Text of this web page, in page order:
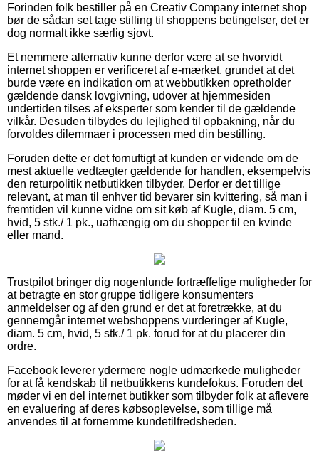
Forinden folk bestiller på en Creativ Company internet shop
bør de sådan set tage stilling til shoppens betingelser, det er
dog normalt ikke særlig sjovt.
Et nemmere alternativ kunne derfor være at se hvorvidt
internet shoppen er verificeret af e-mærket, grundet at det
burde være en indikation om at webbutikken opretholder
gældende dansk lovgivning, udover at hjemmesiden
undertiden tilses af eksperter som kender til de gældende
vilkår. Desuden tilbydes du lejlighed til opbakning, når du
forvoldes dilemmaer i processen med din bestilling.
Foruden dette er det fornuftigt at kunden er vidende om de
mest aktuelle vedtægter gældende for handlen, eksempelvis
den returpolitik netbutikken tilbyder. Derfor er det tillige
relevant, at man til enhver tid bevarer sin kvittering, så man i
fremtiden vil kunne vidne om sit køb af Kugle, diam. 5 cm,
hvid, 5 stk./ 1 pk., uafhængig om du shopper til en kvinde
eller mand.
Trustpilot bringer dig nogenlunde fortræffelige muligheder for
at betragte en stor gruppe tidligere konsumenters
anmeldelser og af den grund er det at foretrække, at du
gennemgår internet webshoppens vurderinger af Kugle,
diam. 5 cm, hvid, 5 stk./ 1 pk. forud for at du placerer din
ordre.
Facebook leverer ydermere nogle udmærkede muligheder
for at få kendskab til netbutikkens kundefokus. Foruden det
møder vi en del internet butikker som tilbyder folk at aflevere
en evaluering af deres købsoplevelse, som tillige må
anvendes til at fornemme kundetilfredsheden.